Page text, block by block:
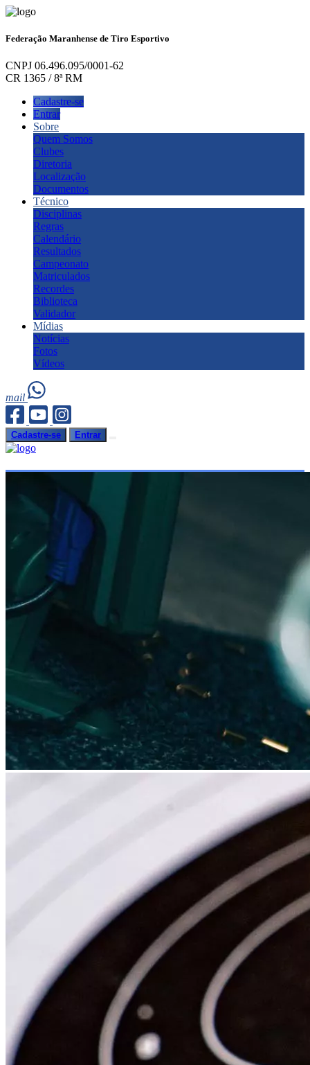
Federação Maranhense de Tiro Esportivo
CNPJ 06.496.095/0001-62
CR 1365 / 8ª RM
Cadastre-se
Entrar
Sobre
Quem Somos
Clubes
Diretoria
Localização
Documentos
Técnico
Disciplinas
Regras
Calendário
Resultados
Campeonato
Matriculados
Recordes
Biblioteca
Validador
Mídias
Notícias
Fotos
Vídeos
mail
Cadastre-se Entrar